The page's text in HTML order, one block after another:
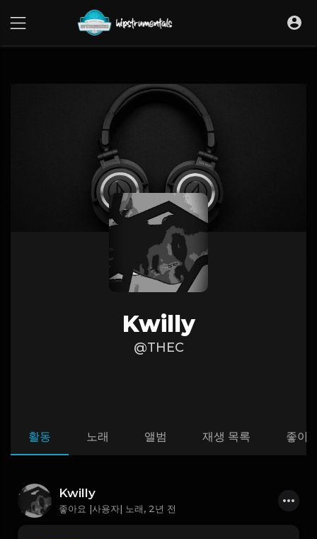
Kwilly
@THEC
활동 노래 앨범 재생 목록 좋아
Kwilly
좋아요 |사용자| 노래, 2년 전